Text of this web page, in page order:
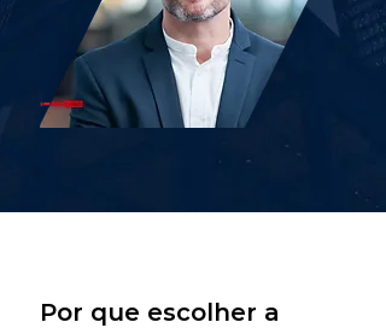
Por que escolher a